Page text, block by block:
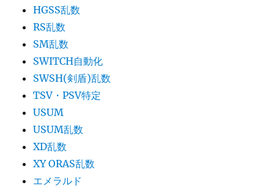
HGSS乱数
RS乱数
SM乱数
SWITCH自動化
SWSH(剣盾)乱数
TSV・PSV特定
USUM
USUM乱数
XD乱数
XY ORAS乱数
エメラルド